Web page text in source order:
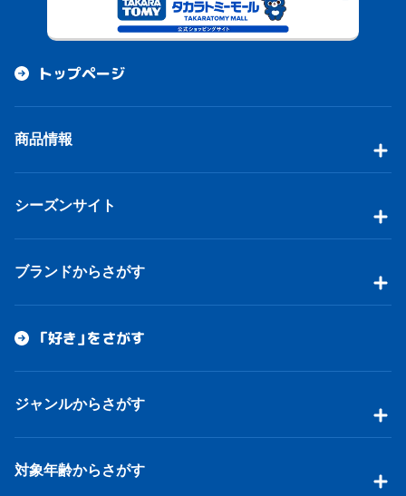
トップページ
商品情報
シーズンサイト
ブランドからさがす
「好き」をさがす
ジャンルからさがす
対象年齢からさがす